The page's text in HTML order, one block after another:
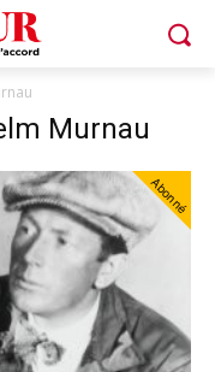
Murnau
Abonné